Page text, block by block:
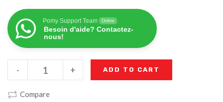
Pomy Support Team Online
Besoin d'aide? Contactez-
nous!
+
- ADD TO CART
Compare